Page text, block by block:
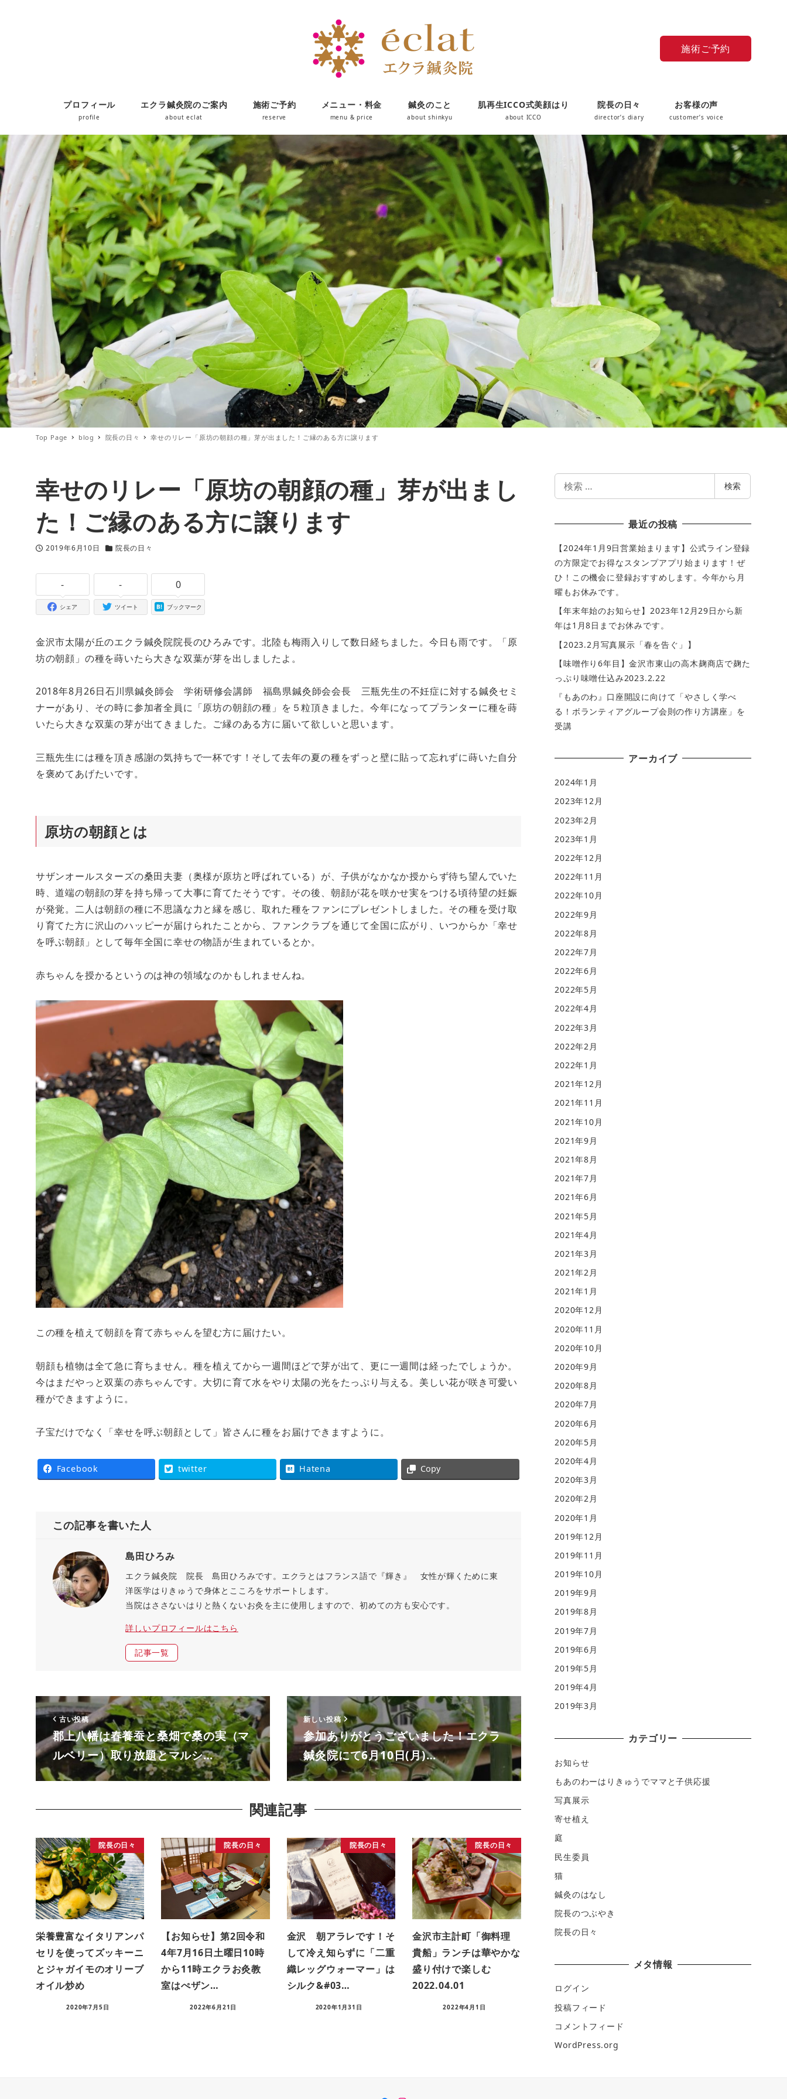
施術ご予約
プロフィール
profile
エクラ鍼灸院のご案内
about eclat
施術ご予約
reserve
メニュー・料金
menu & price
鍼灸のこと
about shinkyu
肌再生ICCO式美顔はり
about ICCO
院長の日々
director’s diary
お客様の声
customer’s voice
Top Page blog 院長の日々 幸せのリレー「原坊の朝顔の種」芽が出ました！ご縁のある方に譲ります
幸せのリレー「原坊の朝顔の種」芽が出まし
た！ご縁のある方に譲ります
投稿日
2019年6月10日
カテゴリー
院長の日々
-
シェア
-
ツイート
0
ブックマーク
金沢市太陽が丘のエクラ鍼灸院院長のひろみです。北陸も梅雨入りして数日経ちました。今日も雨です。「原
坊の朝顔」の種を蒔いたら大きな双葉が芽を出しましたよ。
2018年8月26日石川県鍼灸師会 学術研修会講師 福島県鍼灸師会会長 三瓶先生の不妊症に対する鍼灸セミ
ナーがあり、その時に参加者全員に「原坊の朝顔の種」を５粒頂きました。今年になってプランターに種を蒔
いたら大きな双葉の芽が出てきました。ご縁のある方に届いて欲しいと思います。
三瓶先生には種を頂き感謝の気持ちで一杯です！そして去年の夏の種をずっと壁に貼って忘れずに蒔いた自分
を褒めてあげたいです。
原坊の朝顔とは
サザンオールスターズの桑田夫妻（奥様が原坊と呼ばれている）が、子供がなかなか授からず待ち望んでいた
時、道端の朝顔の芽を持ち帰って大事に育てたそうです。その後、朝顔が花を咲かせ実をつける頃待望の妊娠
が発覚。二人は朝顔の種に不思議な力と縁を感じ、取れた種をファンにプレゼントしました。その種を受け取
り育てた方に沢山のハッピーが届けられたことから、ファンクラブを通じて全国に広がり、いつからか「幸せ
を呼ぶ朝顔」として毎年全国に幸せの物語が生まれているとか。
赤ちゃんを授かるというのは神の領域なのかもしれませんね。
この種を植えて朝顔を育て赤ちゃんを望む方に届けたい。
朝顔も植物は全て急に育ちません。種を植えてから一週間ほどで芽が出て、更に一週間は経ったでしょうか。
今はまだやっと双葉の赤ちゃんです。大切に育て水をやり太陽の光をたっぷり与える。美しい花が咲き可愛い
種ができますように。
子宝だけでなく「幸せを呼ぶ朝顔として」皆さんに種をお届けできますように。
Facebook twitter Hatena Copy
この記事を書いた人
島田ひろみ
エクラ鍼灸院 院長 島田ひろみです。エクラとはフランス語で『輝き』 女性が輝くために東
洋医学はりきゅうで身体とこころをサポートします。
当院はささないはりと熱くないお灸を主に使用しますので、初めての方も安心です。
詳しいプロフィールはこちら
記事一覧
古い投稿
郡上八幡は春養蚕と桑畑で桑の実（マ
ルベリー）取り放題とマルシ…
新しい投稿
参加ありがとうございました！エクラ
鍼灸院にて6月10日(月)…
関連記事
院長の日々
栄養豊富なイタリアンパ
セリを使ってズッキーニ
とジャガイモのオリーブ
オイル炒め
2020年7月5日
院長の日々
【お知らせ】第2回令和
4年7月16日土曜日10時
から11時エクラお灸教
室はぺザン…
2022年6月21日
院長の日々
金沢 朝アラレです！そ
して冷え知らずに「二重
織レッグウォーマー」は
シルク&#03…
2020年1月31日
院長の日々
金沢市主計町「御料理
貴船」ランチは華やかな
盛り付けで楽しむ
2022.04.01
2022年4月1日
索
検索
最近の投稿
【2024年1月9日営業始まります】公式ライン登録
の方限定でお得なスタンプアプリ始まります！ぜ
ひ！この機会に登録おすすめします。今年から月
曜もお休みです。
【年末年始のお知らせ】2023年12月29日から新
年は1月8日までお休みです。
【2023.2月写真展示「春を告ぐ」】
【味噌作り6年目】金沢市東山の高木麹商店で麹た
っぷり味噌仕込み2023.2.22
『もあのわ』口座開設に向けて「やさしく学べ
る！ボランティアグループ会則の作り方講座」を
受講
アーカイブ
2024年1月
2023年12月
2023年2月
2023年1月
2022年12月
2022年11月
2022年10月
2022年9月
2022年8月
2022年7月
2022年6月
2022年5月
2022年4月
2022年3月
2022年2月
2022年1月
2021年12月
2021年11月
2021年10月
2021年9月
2021年8月
2021年7月
2021年6月
2021年5月
2021年4月
2021年3月
2021年2月
2021年1月
2020年12月
2020年11月
2020年10月
2020年9月
2020年8月
2020年7月
2020年6月
2020年5月
2020年4月
2020年3月
2020年2月
2020年1月
2019年12月
2019年11月
2019年10月
2019年9月
2019年8月
2019年7月
2019年6月
2019年5月
2019年4月
2019年3月
カテゴリー
お知らせ
もあのわーはりきゅうでママと子供応援
写真展示
寄せ植え
庭
民生委員
猫
鍼灸のはなし
院長のつぶやき
院長の日々
メタ情報
ログイン
投稿フィード
コメントフィード
WordPress.org